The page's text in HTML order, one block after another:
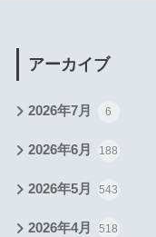
アーカイブ
2026年7月 6
2026年6月 188
2026年5月 543
2026年4月 518